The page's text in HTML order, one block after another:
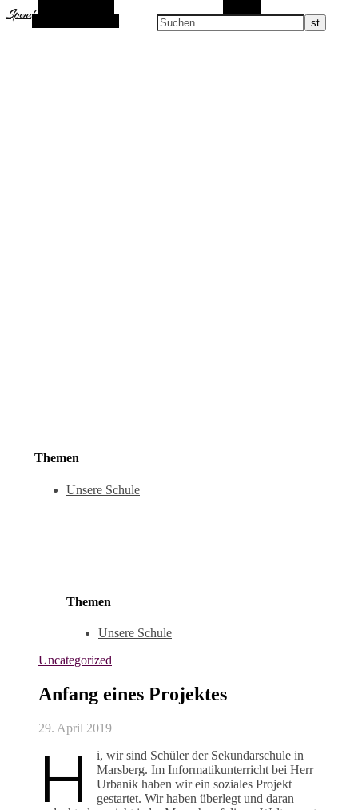
Spenden&Helfen
Themen
Unsere Schule
Themen
Unsere Schule
Uncategorized
Anfang eines Projektes
29. April 2019
H
i, wir sind Schüler der Sekundarschule in
Marsberg. Im Informatikunterricht bei Herr
Urbanik haben wir ein soziales Projekt
gestartet. Wir haben überlegt und daran